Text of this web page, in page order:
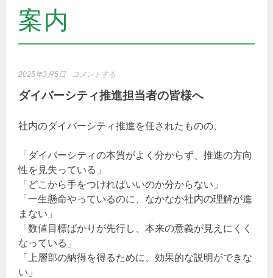
案内
2025年3月5日 コメントする
ダイバーシティ推進担当者の皆様へ
社内のダイバーシティ推進を任されたものの、
「ダイバーシティの本質がよく分からず、推進の方向
性を見失っている」
「どこから手をつければいいのか分からない」
「一生懸命やっているのに、なかなか社内の理解が進
まない」
「数値目標ばかりが先行し、本来の意義が見えにくく
なっている」
「上層部の納得を得るために、効果的な説明ができな
い」